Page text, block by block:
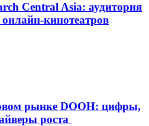
Central Asia: аудитория
кинотеатров
рынке DOOH: цифры,
роста